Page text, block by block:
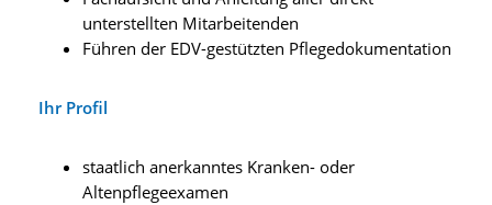
unterstellten Mitarbeitenden
Führen der EDV-gestützten Pflegedokumentation
Ihr Profil
staatlich anerkanntes Kranken- oder
Altenpflegeexamen